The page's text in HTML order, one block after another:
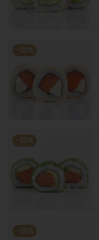
-20%
-20%
-20%